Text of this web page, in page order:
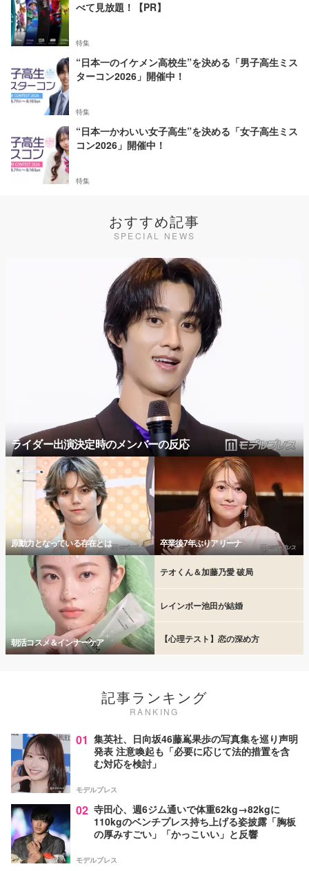
べて見放題！【PR】
特集
“日本一のイケメン高校生”を決める「男子高生ミス
ターコン2026」開催中！
特集
“日本一かわいい女子高生”を決める「女子高生ミス
コン2026」開催中！
特集
おすすめ記事
SPECIAL NEWS
ライダー出演決定時のメンバーの反応
原動力となっている存在とは 卒業後7年ぶりアリーナ
朝活コスメ＆インナーケア
テオくん＆加藤乃愛 破局
レインボー池田が結婚
【心理テスト】恋の深め方
記事ランキング
RANKING
01 集英社、日向坂46藤嶌果歩の写真集を巡り声明
発表 注意喚起も「必要に応じて法的措置を含
む対応を検討」
モデルプレス
02 寺田心、週6ジム通いで体重62kg→82kgに
110kgのベンチプレス持ち上げる姿披露「胸板
の厚みすごい」「かっこいい」と反響
モデルプレス